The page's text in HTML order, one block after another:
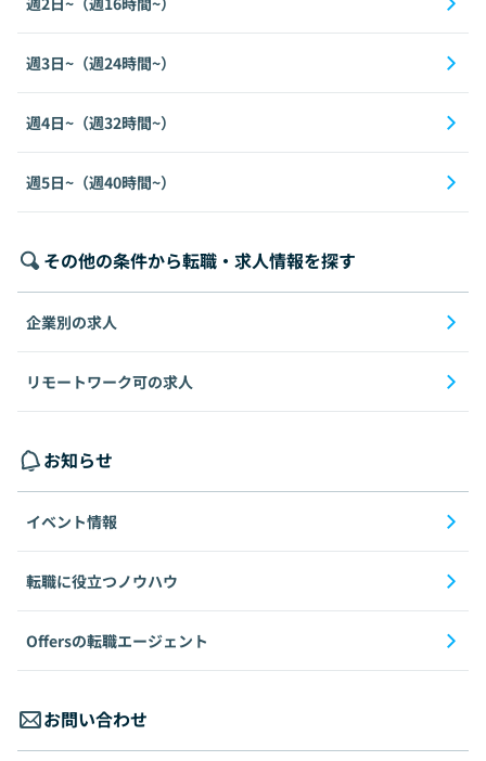
週3日~（週24時間~）
週4日~（週32時間~）
週5日~（週40時間~）
その他の条件から転職・求人情報を探す
企業別の求人
リモートワーク可の求人
お知らせ
イベント情報
転職に役立つノウハウ
Offersの転職エージェント
お問い合わせ